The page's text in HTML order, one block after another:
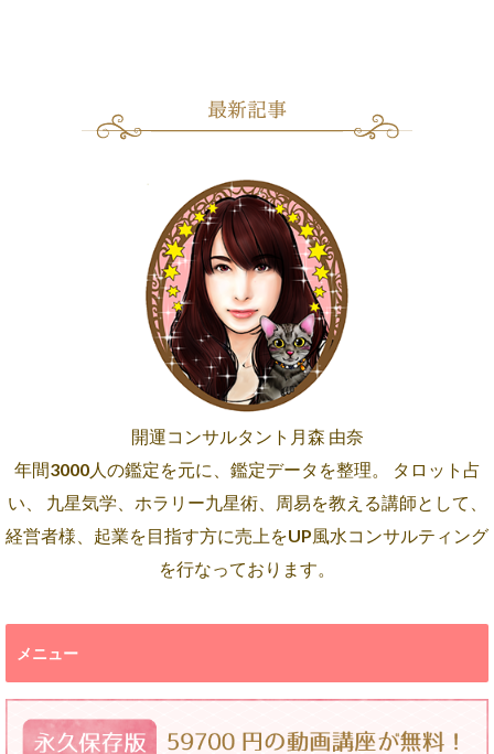
開運コンサルタント月森 由奈
年間3000人の鑑定を元に、鑑定データを整理。 タロット占
い、 九星気学、ホラリー九星術、周易を教える講師として、
経営者様、起業を目指す方に売上をUP風水コンサルティング
を行なっております。
メニュー